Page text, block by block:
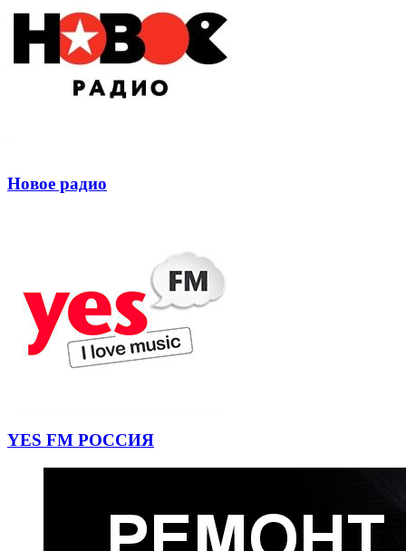
Новое радио
YES FM РОССИЯ